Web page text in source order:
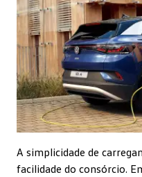
A simplicidade de
facilidade do consórcio.